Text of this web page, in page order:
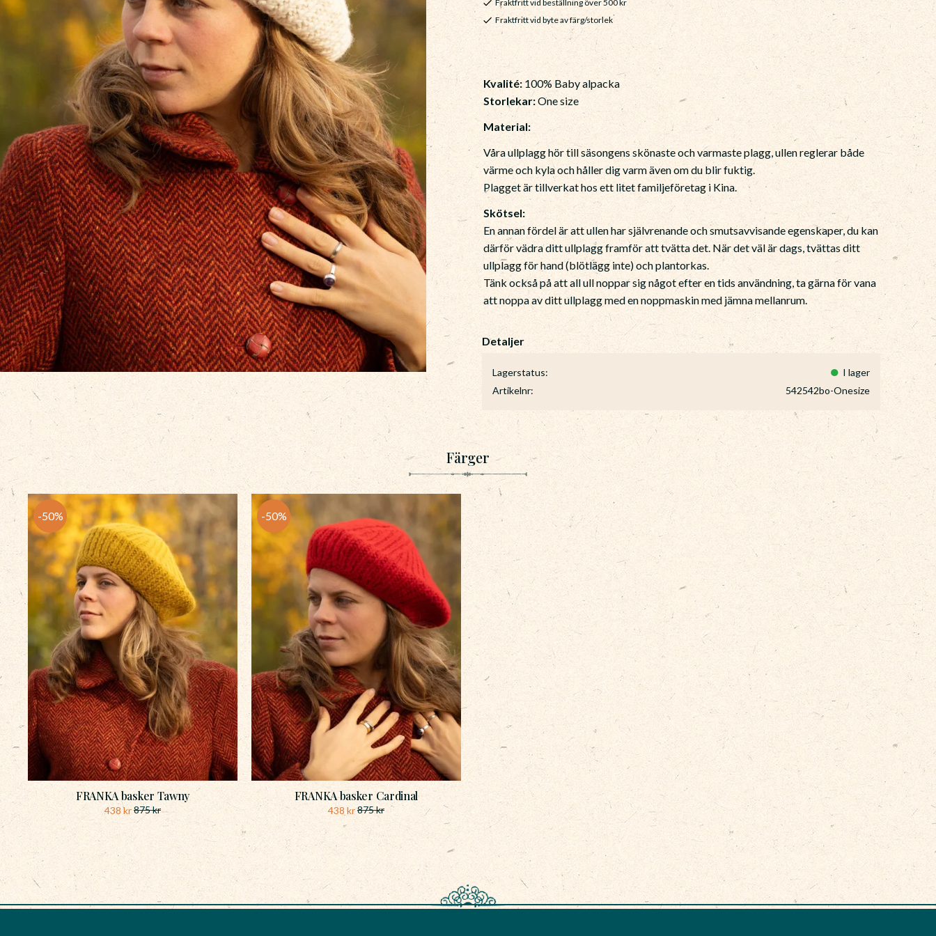
Fraktfritt vid beställning över 500 kr
Fraktfritt vid byte av färg/storlek
Lagerstatus
I lager
Artikelnr
542542bo-Onesize
Kvalité: 100% Baby alpacka
Storlekar:One size
Material:
Våra ullplagg hör till säsongens skönaste och varmaste plagg, ullen reglerar både
värme och kyla och håller dig varm även om du blir fuktig.
Plagget är tillverkat hos ett litet familjeföretag i Kina.
Skötsel:
En annan fördel är att ullen har självrenande och smutsavvisande egenskaper, du kan
därför vädra ditt ullplagg framför att tvätta det. När det väl är dags, tvättas ditt
ullplagg för hand (blötlägg inte) och plantorkas.
Tänk också på att all ull noppar sig något efter en tids användning, ta gärna för vana
att noppa av ditt ullplagg med en noppmaskin med jämna mellanrum.
Färger
FRANKA basker Tawny
438kr875kr
50%
FRANKA basker Cardinal
438 kr875kr
50%